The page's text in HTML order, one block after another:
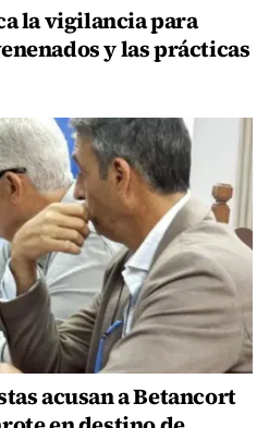
la vigilancia para
y las prácticas
acusan a Betancort